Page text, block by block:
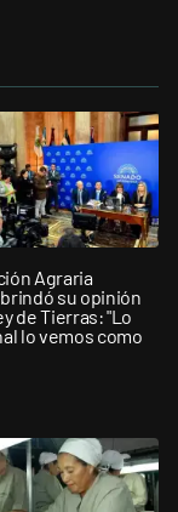
Agraria
su opinión
de Tierras: "Lo
lo vemos como